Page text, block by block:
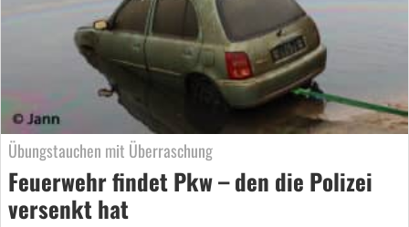
Übungstauchen mit Überraschung
Feuerwehr findet Pkw – den die Polizei
versenkt hat